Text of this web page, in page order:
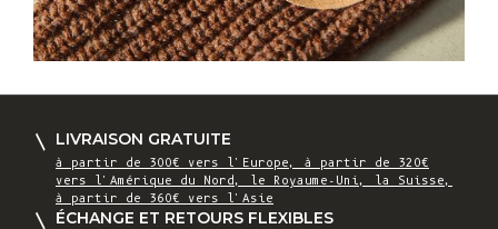
LIVRAISON GRATUITE
à partir de 300€ vers l'Europe, à partir de 320€
vers l'Amérique du Nord, le Royaume-Uni, la Suisse,
à partir de 360€ vers l'Asie
ÉCHANGE ET RETOURS FLEXIBLES